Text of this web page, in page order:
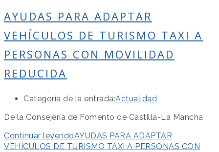
AYUDAS PARA ADAPTAR
VEHÍCULOS DE TURISMO TAXI A
PERSONAS CON MOVILIDAD
REDUCIDA
Categoría de la entrada:Actualidad
De la Consejería de Fomento de Castilla-La Mancha
Continuar leyendoAYUDAS PARA ADAPTAR
VEHÍCULOS DE TURISMO TAXI A PERSONAS CON